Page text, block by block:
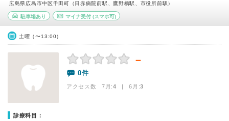
広島県広島市中区千田町（日赤病院前駅、鷹野橋駅、市役所前駅）
駐車場あり マイナ受付(スマホ可)
土曜（〜13:00）
－
0件
アクセス数 7月:4 | 6月:3
診療科目：